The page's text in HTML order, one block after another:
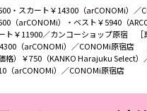
・スカート￥14300（arCONOMi）
（arCONOMi）・ベスト￥5940（
￥11900／カンコーショップ原宿 ［
（arCONOMi）／CONOMi原宿店
格）￥750（KANKO Harajuku Select）
（arCONOMi）／CONOMi原宿店